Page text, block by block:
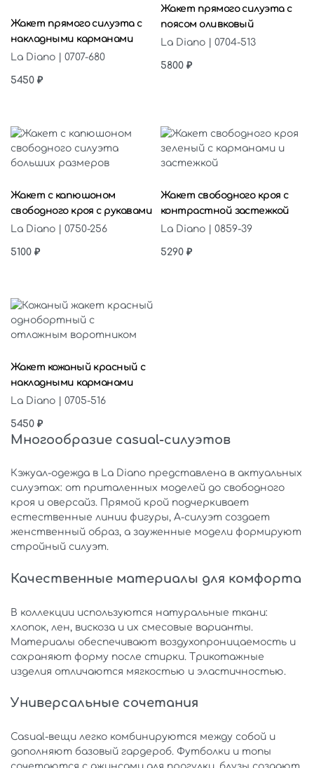
Жакет прямого силуэта с
накладными карманами
La Diano | 0707-680
5450 ₽
Жакет прямого силуэта с
поясом оливковый
La Diano | 0704-513
5800 ₽
Жакет с капюшоном
свободного кроя с рукавами
La Diano | 0750-256
5100 ₽
Жакет свободного кроя с
контрастной застежкой
La Diano | 0859-39
5290 ₽
Жакет кожаный красный с
накладными карманами
La Diano | 0705-516
5450 ₽
Многообразие casual-силуэтов
Кэжуал-одежда в La Diano представлена в актуальных
силуэтах: от приталенных моделей до свободного
кроя и оверсайз. Прямой крой подчеркивает
естественные линии фигуры, А-силуэт создает
женственный образ, а зауженные модели формируют
стройный силуэт.
Качественные материалы для комфорта
В коллекции используются натуральные ткани:
хлопок, лен, вискоза и их смесовые варианты.
Материалы обеспечивают воздухопроницаемость и
сохраняют форму после стирки. Трикотажные
изделия отличаются мягкостью и эластичностью.
Универсальные сочетания
Casual-вещи легко комбинируются между собой и
дополняют базовый гардероб. Футболки и топы